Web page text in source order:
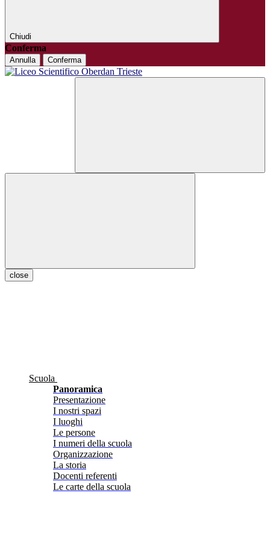
Chiudi
Conferma
Annulla Conferma
close
Scuola
Panoramica
Presentazione
I nostri spazi
I luoghi
Le persone
I numeri della scuola
Organizzazione
La storia
Docenti referenti
Le carte della scuola